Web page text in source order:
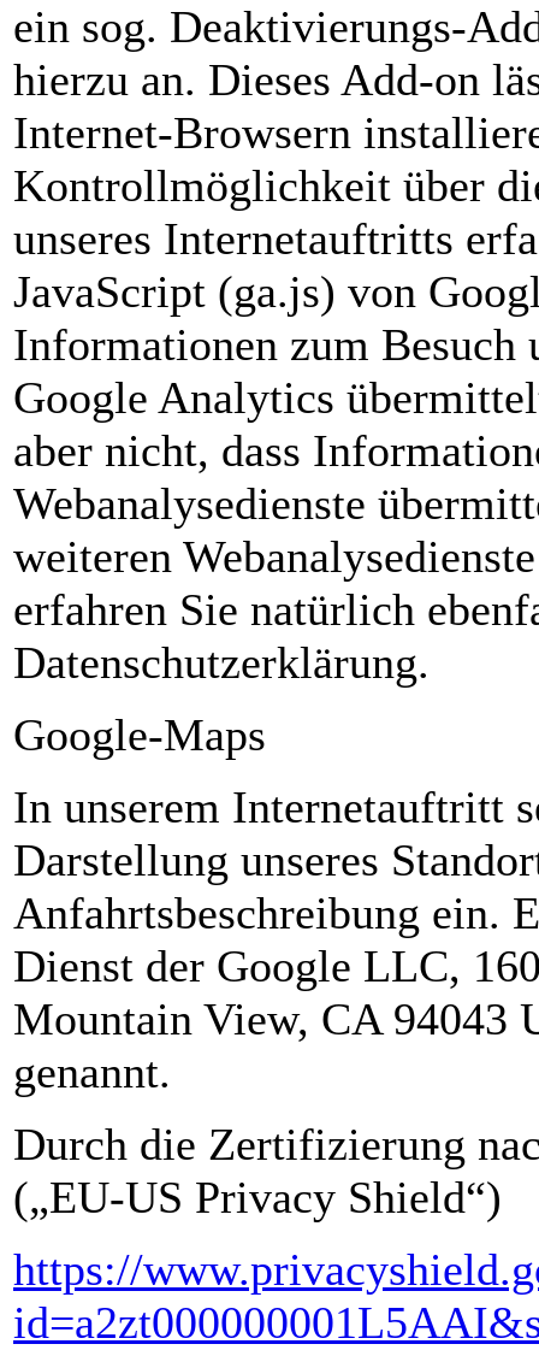
ein sog. Deaktivierungs-
hierzu an. Dieses Add-on
Internet-Browsern
Kontrollmöglichkeit über
unseres Internetauftritts
JavaScript (ga.js) von
Informationen zum Besuch
Google Analytics
aber nicht, dass
Webanalysedienste
weiteren
erfahren Sie natürlich
Datenschutzerklärung.
Google-Maps
In unserem Internetauftritt
Darstellung unseres
Anfahrtsbeschreibung ein.
Dienst der Google LLC,
Mountain View, CA 94043
genannt.
Durch die Zertifizierung
(„EU-US Privacy Shield“)
https://